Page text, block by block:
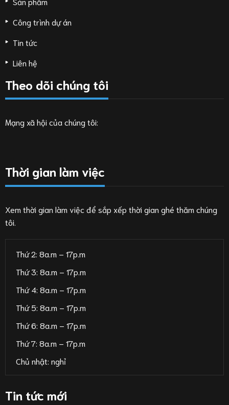
Công trình dự án
Tin tức
Liên hệ
Theo dõi chúng tôi
Mạng xã hội của chúng tôi:
Thời gian làm việc
Xem thời gian làm việc để sắp xếp thời gian ghé thăm chúng
tôi.
Thứ 2: 8a.m – 17p.m
Thứ 3: 8a.m – 17p.m
Thứ 4: 8a.m – 17p.m
Thứ 5: 8a.m – 17p.m
Thứ 6: 8a.m – 17p.m
Thứ 7: 8a.m – 17p.m
Chủ nhật: nghỉ
Tin tức mới